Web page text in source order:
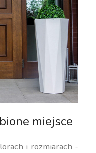
miejsce
i rozmiarach -